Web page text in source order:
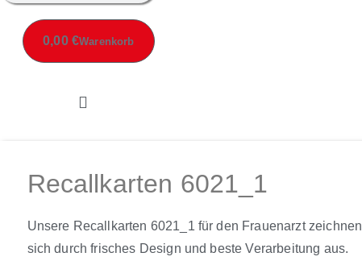
0,00 €Warenkorb
Recallkarten 6021_1
Unsere Recallkarten 6021_1 für den Frauenarzt zeichnen
sich durch frisches Design und beste Verarbeitung aus.